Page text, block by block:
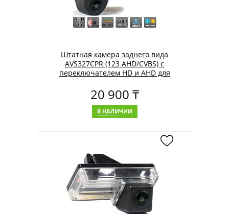
Штатная камера заднего вида
AVS327CPR (123 AHD/CVBS) с
переключателем HD и AHD для
VOLKSWAGEN
20 900 ₸
В НАЛИЧИИ